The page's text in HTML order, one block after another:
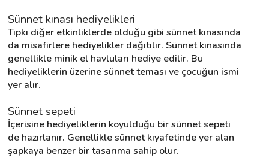
Sünnet kınası hediyelikleri
Tıpkı diğer etkinliklerde olduğu gibi sünnet kınasında
da misafirlere hediyelikler dağıtılır. Sünnet kınasında
genellikle minik el havluları hediye edilir. Bu
hediyeliklerin üzerine sünnet teması ve çocuğun ismi
yer alır.
Sünnet sepeti
İçerisine hediyeliklerin koyulduğu bir sünnet sepeti
de hazırlanır. Genellikle sünnet kıyafetinde yer alan
şapkaya benzer bir tasarıma sahip olur.